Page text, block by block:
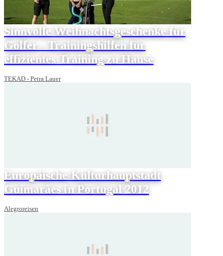
Sinnvolle Weihnachtsgeschenke für
Golfer - Trainingshilfen für
effizientes Training zu Hause
TEKAD - Petra Lauer
Europäische Kulturhauptstadt
Guimarães in Portugal 2012
Alegroreisen